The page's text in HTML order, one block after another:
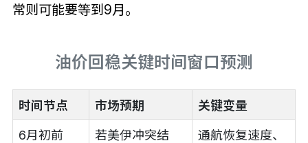
常则可能要等到9月。
油价回稳关键时间窗口预测
时间节点 市场预期 关键变量
6月初前
若美伊冲突结
通航恢复速度、